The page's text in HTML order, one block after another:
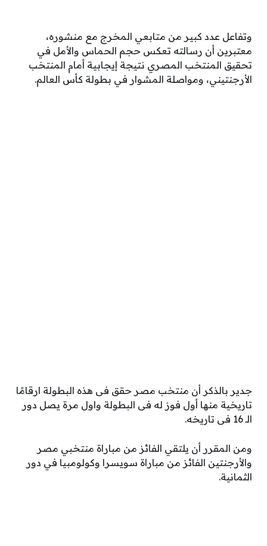
وتفاعل عدد كبير من متابعي المخرج مع منشوره،
معتبرين أن رسالته تعكس حجم الحماس والأمل في
تحقيق المنتخب المصري نتيجة إيجابية أمام المنتخب
الأرجنتيني، ومواصلة المشوار في بطولة كأس العالم.
جدير بالذكر أن منتخب مصر حقق فى هذه البطولة ارقامًا
تاريخية منها أول فوز له فى البطولة واول مرة يصل دور
الـ 16 فى تاريخه.
ومن المقرر أن يلتقي الفائز من مباراة منتخبي مصر
والأرجنتين الفائز من مباراة سويسرا وكولومبيا في دور
الثمانية.